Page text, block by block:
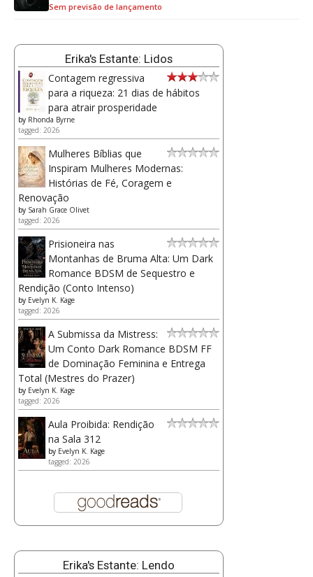
Sem previsão de lançamento
Erika's Estante: Lidos
Contagem regressiva
para a riqueza: 21 dias de hábitos
para atrair prosperidade
by Rhonda Byrne
tagged: 2026
Mulheres Bíblias que
Inspiram Mulheres Modernas:
Histórias de Fé, Coragem e
Renovação
by Sarah Grace Olivet
tagged: 2026
Prisioneira nas
Montanhas de Bruma Alta: Um Dark
Romance BDSM de Sequestro e
Rendição (Conto Intenso)
by Evelyn K. Kage
tagged: 2026
A Submissa da Mistress:
Um Conto Dark Romance BDSM FF
de Dominação Feminina e Entrega
Total (Mestres do Prazer)
by Evelyn K. Kage
tagged: 2026
Aula Proibida: Rendição
na Sala 312
by Evelyn K. Kage
tagged: 2026
Erika's Estante: Lendo